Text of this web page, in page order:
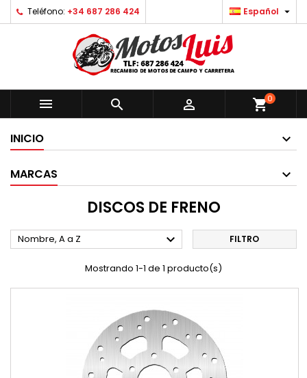
Teléfono: +34 687 286 424 Español 
   shopping_cart0
INICIO
MARCAS
DISCOS DE FRENO
Nombre, A a Z  FILTRO
Mostrando 1-1 de 1 producto(s)